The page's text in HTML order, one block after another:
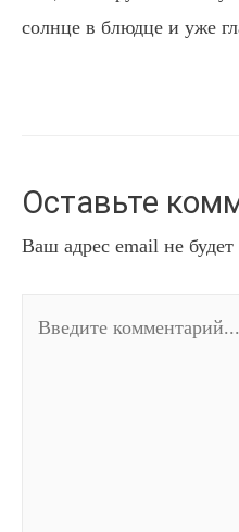
солнце в блюдце и уже
Оставьте
Ваш адрес email не